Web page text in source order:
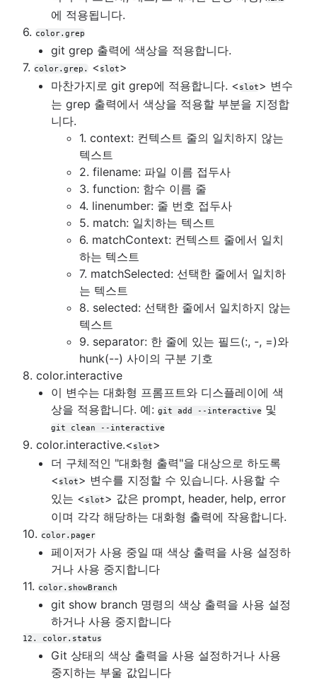
에 적용됩니다.
6. color.grep
git grep 출력에 색상을 적용합니다.
7. color.grep. < slot>
마찬가지로 git grep에 적용합니다. < slot> 변수
는 grep 출력에서 색상을 적용할 부분을 지정합
니다.
1. context: 컨텍스트 줄의 일치하지 않는
텍스트
2. filename: 파일 이름 접두사
3. function: 함수 이름 줄
4. linenumber: 줄 번호 접두사
5. match: 일치하는 텍스트
6. matchContext: 컨텍스트 줄에서 일치
하는 텍스트
7. matchSelected: 선택한 줄에서 일치하
는 텍스트
8. selected: 선택한 줄에서 일치하지 않는
텍스트
9. separator: 한 줄에 있는 필드(:, -, =)와
hunk(--) 사이의 구분 기호
8. color.interactive
이 변수는 대화형 프롬프트와 디스플레이에 색
상을 적용합니다. 예: git add --interactive 및
git clean --interactive
9. color.interactive.< slot>
더 구체적인 "대화형 출력"을 대상으로 하도록
< slot> 변수를 지정할 수 있습니다. 사용할 수
있는 < slot> 값은 prompt, header, help, error
이며 각각 해당하는 대화형 출력에 작용합니다.
10. color.pager
페이저가 사용 중일 때 색상 출력을 사용 설정하
거나 사용 중지합니다
11. color.showBranch
git show branch 명령의 색상 출력을 사용 설정
하거나 사용 중지합니다
12. color.status
Git 상태의 색상 출력을 사용 설정하거나 사용
중지하는 부울 값입니다